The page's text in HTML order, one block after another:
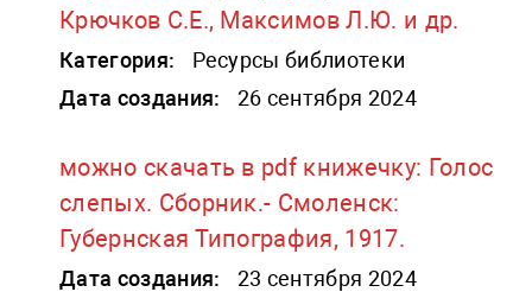
Крючков С.Е., Максимов Л.Ю. и др.
Категория:
Ресурсы библиотеки
Дата создания:
26 сентября 2024
можно скачать в pdf книжечку: Голос
слепых. Сборник.- Смоленск:
Губернская Типография, 1917.
Дата создания: 23 сентября 2024